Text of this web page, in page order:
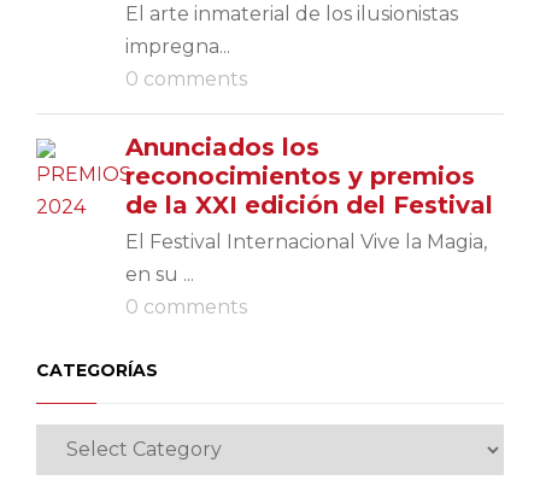
El arte inmaterial de los ilusionistas
impregna...
0 comments
Anunciados los
reconocimientos y premios
de la XXI edición del Festival
El Festival Internacional Vive la Magia,
en su ...
0 comments
CATEGORÍAS